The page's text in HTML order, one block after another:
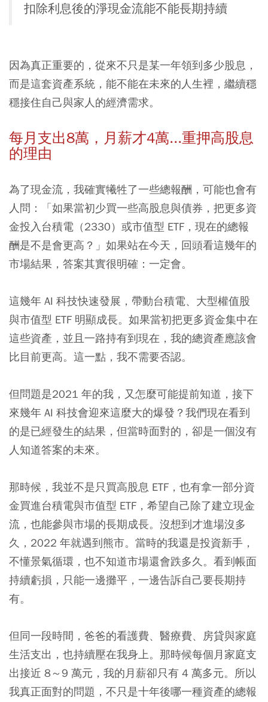
扣除利息後的淨現金流能不能長期持續
因為真正重要的，從來不只是某一年領到多少股息，
而是這套資產系統，能不能在未來的人生裡，繼續穩
穩接住自己與家人的經濟需求。
每月支出8萬，月薪才4萬...重押高股息
的理由
為了現金流，我確實犧牲了一些總報酬，可能也會有
人問：「如果當初少買一些高股息與債券，把更多資
金投入台積電（2330）或市值型 ETF，現在的總報
酬是不是會更高？」如果站在今天，回頭看這幾年的
市場結果，答案其實很明確：一定會。
這幾年 AI 科技快速發展，帶動台積電、大型權值股
與市值型 ETF 明顯成長。如果當初把更多資金集中在
這些資產，並且一路持有到現在，我的總資產應該會
比目前更高。這一點，我不需要否認。
但問題是2021 年的我，又怎麼可能提前知道，接下
來幾年 AI 科技會迎來這麼大的爆發？我們現在看到
的是已經發生的結果，但當時面對的，卻是一個沒有
人知道答案的未來。
那時候，我並不是只買高股息 ETF，也有拿一部分資
金買進台積電與市值型 ETF，希望自己除了建立現金
流，也能參與市場的長期成長。沒想到才進場沒多
久，2022 年就遇到熊市。當時的我還是投資新手，
不懂景氣循環，也不知道市場還會跌多久。看到帳面
持續虧損，只能一邊攤平，一邊告訴自己要長期持
有。
但同一段時間，爸爸的看護費、醫療費、房貸與家庭
生活支出，也持續壓在我身上。那時候每個月家庭支
出接近 8～9 萬元，我的月薪卻只有 4 萬多元。所以
我真正面對的問題，不只是十年後哪一種資產的總報